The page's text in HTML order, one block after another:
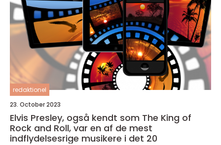
redaktionel
23. October 2023
Elvis Presley, også kendt som The King of
Rock and Roll, var en af de mest
indflydelsesrige musikere i det 20